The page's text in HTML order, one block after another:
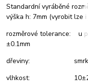
Standardní vyráběné
výška h: 7mm (vyrobit lze
rozměrové tolerance: u
±0.1mm
dřeviny: smrk,
vlhkost: